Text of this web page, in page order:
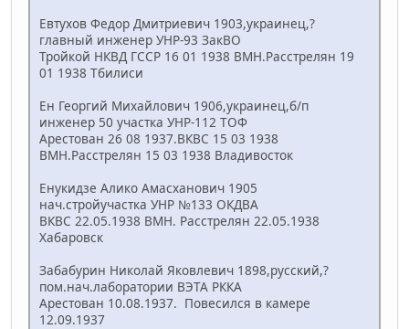
Евтухов Федор Дмитриевич 1903,украинец,?
главный инженер УНР-93 ЗакВО
Тройкой НКВД ГССР 16 01 1938 ВМН.Расстрелян 19
01 1938 Тбилиси
Ен Георгий Михайлович 1906,украинец,б/п
инженер 50 участка УНР-112 ТОФ
Арестован 26 08 1937.ВКВС 15 03 1938
ВМН.Расстрелян 15 03 1938 Владивосток
Енукидзе Алико Амасханович 1905
нач.стройучастка УНР №133 ОКДВА
ВКВС 22.05.1938 ВМН. Расстрелян 22.05.1938
Хабаровск
Забабурин Николай Яковлевич 1898,русский,?
пом.нач.лаборатории ВЭТА РККА
Арестован 10.08.1937. Повесился в камере
12.09.1937